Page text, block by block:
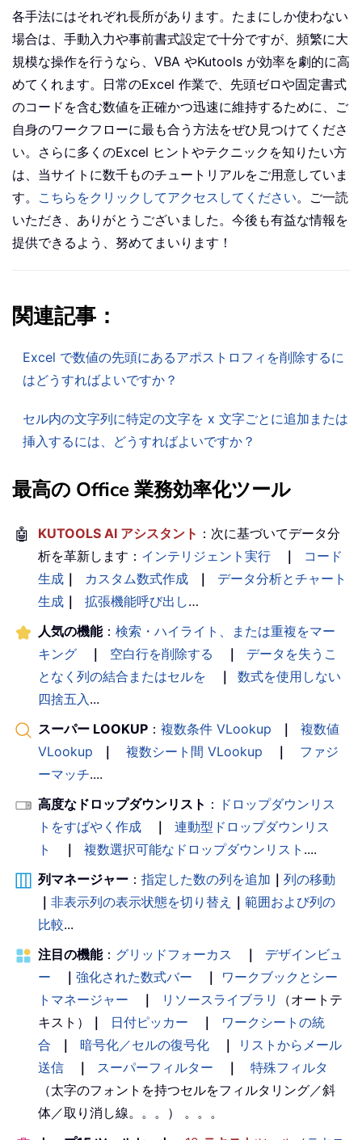
各手法にはそれぞれ長所があります。たまにしか使わない
場合は、手動入力や事前書式設定で十分ですが、頻繁に大
規模な操作を行うなら、VBA やKutools が効率を劇的に高
めてくれます。日常のExcel 作業で、先頭ゼロや固定書式
のコードを含む数値を正確かつ迅速に維持するために、ご
自身のワークフローに最も合う方法をぜひ見つけてくださ
い。さらに多くのExcel ヒントやテクニックを知りたい方
は、当サイトに数千ものチュートリアルをご用意していま
す。 こちらをクリックしてアクセスしてください。ご一読
いただき、ありがとうございました。今後も有益な情報を
提供できるよう、努めてまいります！
関連記事：
Excel で数値の先頭にあるアポストロフィを削除するに
はどうすればよいですか？
セル内の文字列に特定の文字を x 文字ごとに追加または
挿入するには、どうすればよいですか？
最高の Office 業務効率化ツール
🤖 KUTOOLS AI アシスタント ：次に基づいてデータ分
析を革新します： インテリジェント実行 ｜
コード
生成 ｜ カスタム数式作成 ｜
データ分析とチャート
生成 ｜ 拡張機能呼び出し…
人気の機能： 検索・ハイライト、または重複をマー
キング
｜ 空白行を削除する ｜
データを失うこ
となく列の結合またはセルを
｜
数式を使用しない
四捨五入 ...
スーパー LOOKUP ： 複数条件 VLookup ｜
複数値
VLookup
｜ 複数シート間 VLookup ｜
ファジ
ーマッチ....
高度なドロップダウンリスト ： ドロップダウンリス
トをすばやく作成
｜
連動型ドロップダウンリス
ト
｜ 複数選択可能なドロップダウンリスト ....
列マネージャー ： 指定した数の列を追加 ｜ 列の移動
｜ 非表示列の表示状態を切り替え ｜ 範囲および列の
比較...
注目の機能： グリッドフォーカス ｜
デザインビュ
ー
｜ 強化された数式バー ｜
ワークブックとシー
トマネージャー
｜ リソースライブラリ
（オートテ
キスト）
｜ 日付ピッカー ｜
ワークシートの統
合
｜ 暗号化／セルの復号化 ｜
リストからメール
送信
｜ スーパーフィルター ｜
特殊フィルタ
（太字のフォントを持つセルをフィルタリング／斜
体／取り消し線。。。） 。。。